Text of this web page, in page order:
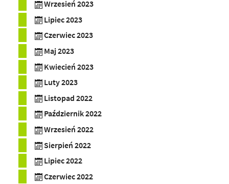
Wrzesień 2023
Lipiec 2023
Czerwiec 2023
Maj 2023
Kwiecień 2023
Luty 2023
Listopad 2022
Październik 2022
Wrzesień 2022
Sierpień 2022
Lipiec 2022
Czerwiec 2022